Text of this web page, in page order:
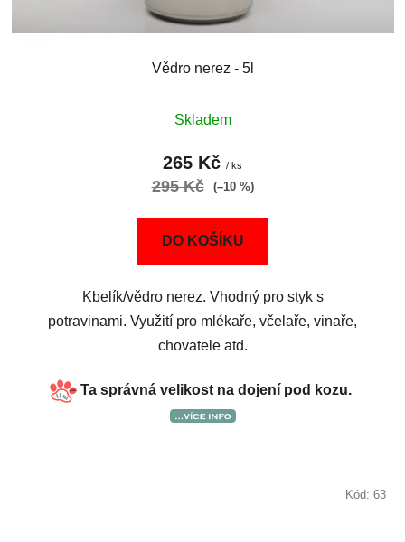
Vědro nerez - 5l
Skladem
265 Kč / ks
295 Kč (–10 %)
DO KOŠÍKU
Kbelík/vědro nerez. Vhodný pro styk s
potravinami. Využití pro mlékaře, včelaře, vinaře,
chovatele atd.
Ta správná velikost na dojení pod kozu.
Kód: 63